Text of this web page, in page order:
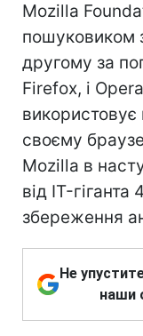
Mozilla
пошуковиком
другому за
Firefox, і
використовує
своєму
Mozilla в
від IT-гіганта
збереження
Не
наши